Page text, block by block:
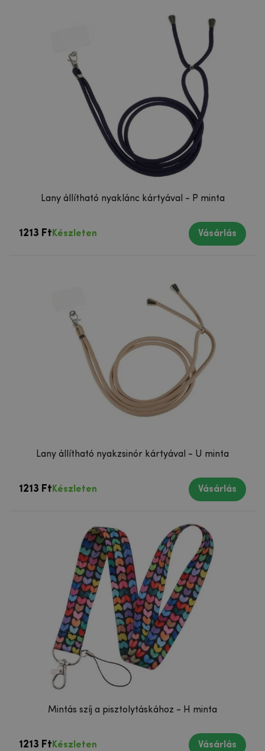
Lany állítható nyaklánc kártyával - P minta
1213 Ft Készleten Vásárlás
Lany állítható nyakzsinór kártyával - U minta
1213 Ft Készleten Vásárlás
Mintás szíj a pisztolytáskához - H minta
1213 Ft Készleten Vásárlás